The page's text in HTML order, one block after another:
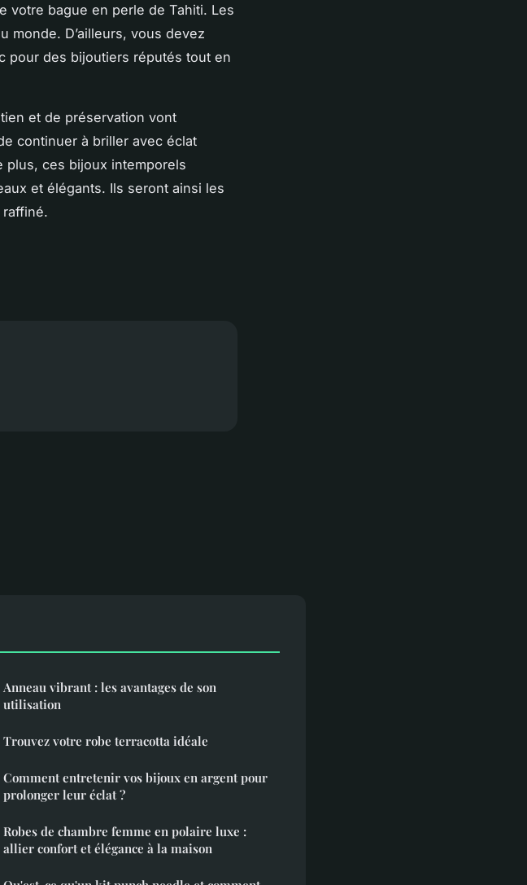
votre bague en perle de Tahiti. Les
monde. D’ailleurs, vous devez
pour des bijoutiers réputés tout en
et de préservation vont
continuer à briller avec éclat
plus, ces bijoux intemporels
et élégants. Ils seront ainsi les
Anneau vibrant : les avantages de son
utilisation
Trouvez votre robe terracotta idéale
Comment entretenir vos bijoux en argent pour
prolonger leur éclat ?
Robes de chambre femme en polaire luxe :
allier confort et élégance à la maison